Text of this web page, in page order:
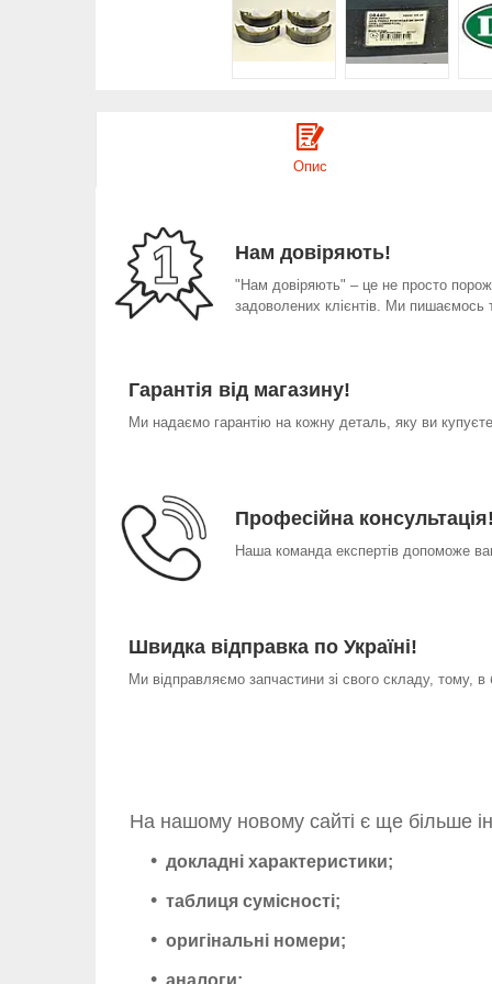
Опис
Нам довіряють!
"Нам довіряють" – це не просто
задоволених клієнтів. Ми
Гарантія від магазину!
Ми надаємо гарантію на кожну деталь, яку ви
Професійна
Наша команда експертів допоможе
Швидка відправка по Україні!
Ми відправляємо запчастини зі свого складу, тому,
На нашому новому сайті є ще більше
докладні характеристики;
таблиця сумісності;
оригінальні номери;
аналоги;